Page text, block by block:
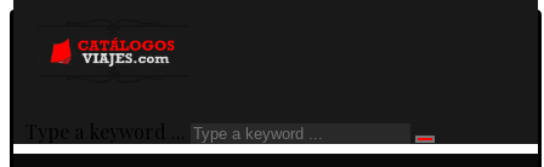
Type a keyword ...